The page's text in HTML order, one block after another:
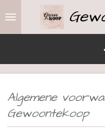
hoofdinhoud
Algemene
Gewoontekoop